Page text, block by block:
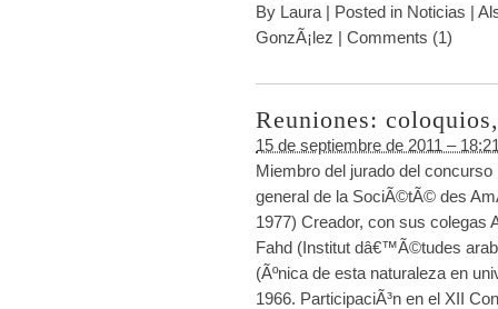
By Laura | Posted in Noticias |
GonzÃ¡lez | Comments (1)
Reuniones:
15 de septiembre de 2011 –
Miembro del jurado del
general de la SociÃ©tÃ© des
1977) Creador, con sus
Fahd (Institut dâ€™Ã©tudes
(Ãºnica de esta naturaleza en
1966. ParticipaciÃ³n en el XII